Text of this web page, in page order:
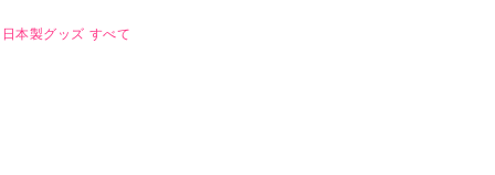
日本製グッズ すべて